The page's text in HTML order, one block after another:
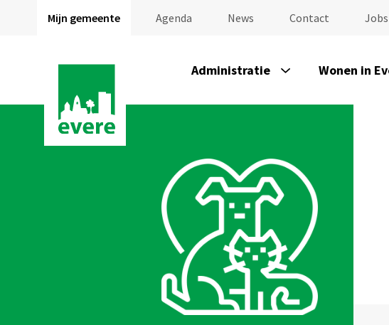
Mijn gemeente Agenda News Contact Jobs
Administratie Wonen in